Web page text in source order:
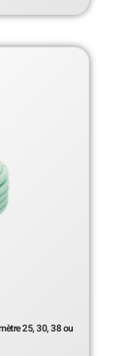
25, 30, 38 ou